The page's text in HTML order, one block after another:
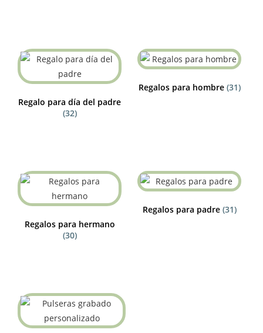
Regalo para día del padre
(32)
Regalos para hombre (31)
Regalos para hermano
(30)
Regalos para padre (31)